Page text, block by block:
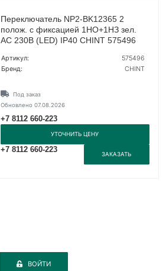
Переключатель NP2-BK12365 2
полож. с фиксацией 1НО+1НЗ зел.
AC 230В (LED) IP40 CHINT 575496
Артикул:
575496
Бренд:
CHINT
Под заказ
Обновлено 07.08.2026
+7 8112 660-223
УТОЧНИТЬ ЦЕНУ
+7 8112 660-223
ЗАКАЗАТЬ
ВОЙТИ